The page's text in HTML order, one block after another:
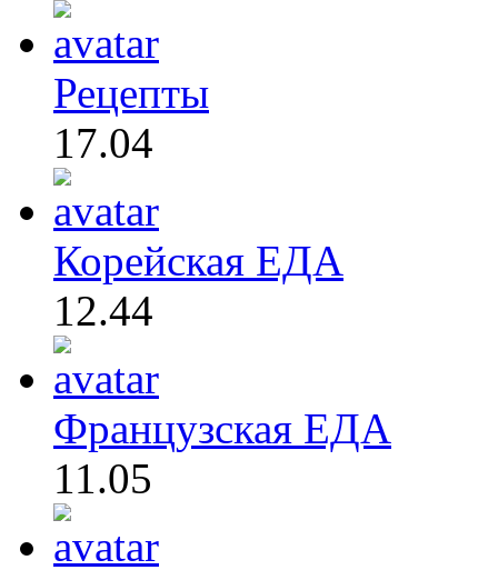
Рецепты
17.04
Корейская ЕДА
12.44
Французская ЕДА
11.05